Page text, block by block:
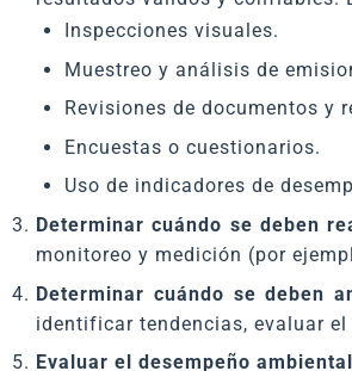
Inspecciones visuales.
Muestreo y análisis de
Revisiones de documentos y
Encuestas o cuestionarios.
Uso de indicadores de
Determinar cuándo se deben
monitoreo y medición (por
Determinar cuándo se deben
identificar tendencias, evaluar
Evaluar el desempeño